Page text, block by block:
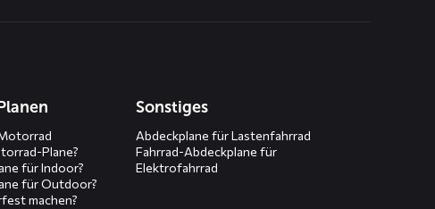
Plane?
für Indoor?
für Outdoor?
machen?
Sonstiges
Abdeckplane für Lastenfahrrad
Fahrrad-Abdeckplane für
Elektrofahrrad